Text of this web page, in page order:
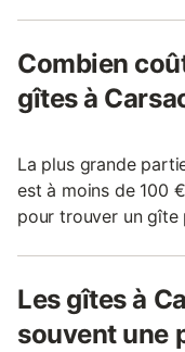
Combien
gîtes à
La plus grande
est à moins de 100
pour trouver un gîte
Les gîtes à
souvent une